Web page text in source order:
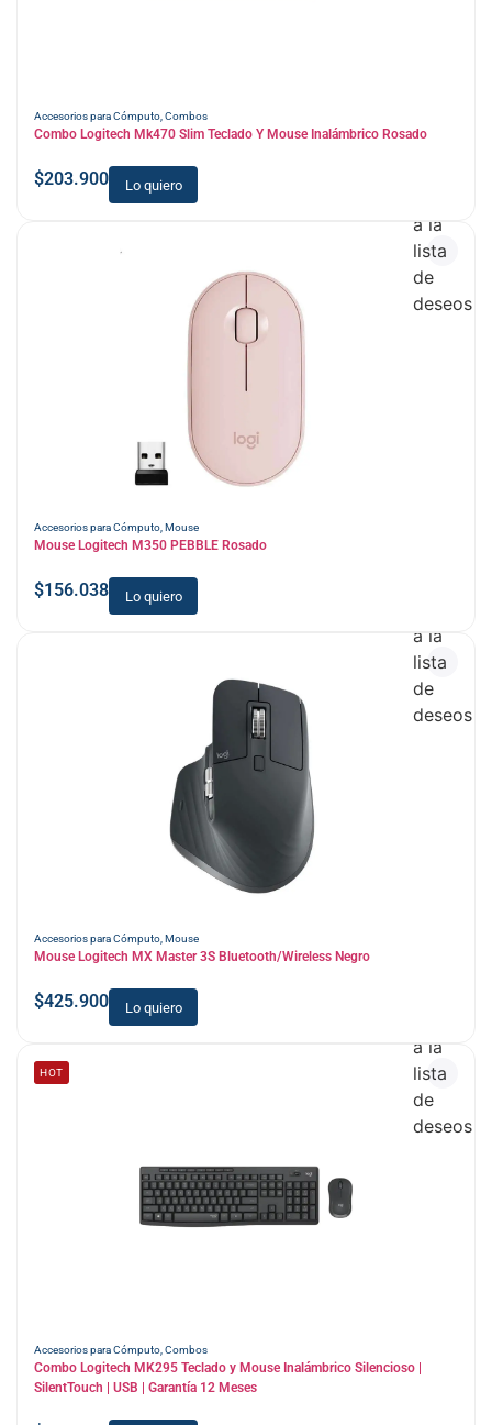
Accesorios para Cómputo Combos
Combo Logitech Mk470 Slim Teclado Y Mouse Inalámbrico Rosado
$203.900 Lo quiero
Accesorios para Cómputo Mouse
Mouse Logitech M350 PEBBLE Rosado
$156.038 Lo quiero
a la
lista
de
deseos
Accesorios para Cómputo Mouse
Mouse Logitech MX Master 3S Bluetooth/Wireless Negro
$425.900 Lo quiero
a la
lista
de
deseos
Accesorios para Cómputo Combos
Combo Logitech MK295 Teclado y Mouse Inalámbrico Silencioso |
SilentTouch | USB | Garantía 12 Meses
HOT
a la
lista
de
deseos